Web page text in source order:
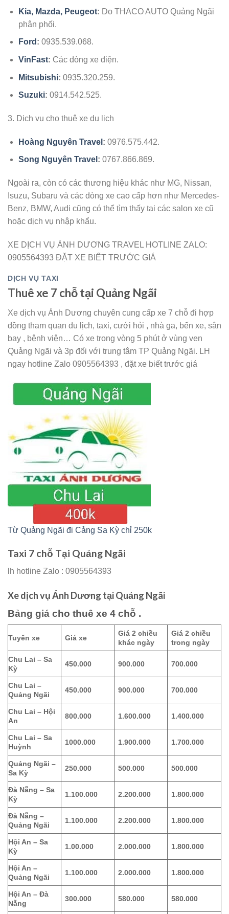
Kia, Mazda, Peugeot: Do THACO AUTO Quảng Ngãi
phân phối.
Ford : 0935.539.068.
VinFast: Các dòng xe điện.
Mitsubishi: 0935.320.259.
Suzuki: 0914.542.525.
3. Dịch vụ cho thuê xe du lịch
Hoàng Nguyên Travel : 0976.575.442.
Song Nguyên Travel : 0767.866.869.
Ngoài ra, còn có các thương hiệu khác như MG, Nissan,
Isuzu, Subaru và các dòng xe cao cấp hơn như Mercedes-
Benz, BMW, Audi cũng có thể tìm thấy tại các salon xe cũ
hoặc dịch vụ nhập khẩu.
XE DỊCH VỤ ÁNH DƯƠNG TRAVEL HOTLINE ZALO:
0905564393 ĐẶT XE BIẾT TRƯỚC GIÁ
DỊCH VỤ TAXI
Thuê xe 7 chỗ tại Quảng Ngãi
Xe dịch vụ Ánh Dương chuyên cung cấp xe 7 chỗ đi hợp
đồng tham quan du lịch, taxi, cưới hỏi , nhà ga, bến xe, sân
bay , bệnh viện… Có xe trong vòng 5 phút ở vùng ven
Quảng Ngãi và 3p đối với trung tâm TP Quảng Ngãi. LH
ngay hotline Zalo 0905564393 , đặt xe biết trước giá
Từ Quảng Ngãi đi Cảng Sa Kỳ chỉ 250k
Taxi 7 chỗ Tại Quảng Ngãi
lh hotline Zalo : 0905564393
Xe dịch vụ Ánh Dương tại Quảng Ngãi
Bảng giá cho thuê xe 4 chỗ .
Tuyến xe Giá xe
Giá 2 chiều
khác ngày
Giá 2 chiều
trong ngày
Chu Lai – Sa
Kỳ
450.000 900.000 700.000
Chu Lai –
Quảng Ngãi
450.000 900.000 700.000
Chu Lai – Hội
An
800.000 1.600.000 1.400.000
Chu Lai – Sa
Huỳnh
1000.000 1.900.000 1.700.000
Quảng Ngãi –
Sa Kỳ
250.000 500.000 500.000
Đà Nẵng – Sa
Kỳ
1.100.000 2.200.000 1.800.000
Đà Nẵng –
Quảng Ngãi
1.100.000 2.200.000 1.800.000
Hội An – Sa
Kỳ
1.00.000 2.000.000 1.800.000
Hội An –
Quảng Ngãi
1.100.000 2.000.000 1.800.000
Hội An – Đà
Nẵng
300.000 580.000 580.000